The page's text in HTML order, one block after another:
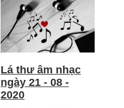
Lá thư âm nhạc
ngày 21 - 08 -
2020